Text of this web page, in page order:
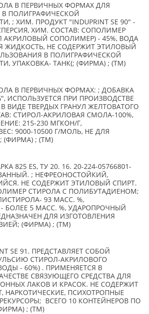
В ПЕРВИЧНЫХ ФОРМАХ ДЛЯ
ПОЛИГРАФИЧЕСКОЙ
; ХИМ. ПРОДУКТ "INDUPRINT SE 90" -
ХИМ. СОСТАВ: СОПОЛИМЕР
АКРИЛОВЫЙ СОПОЛИМЕР) - 45%, ВОДА
ЖИДКОСТЬ, НЕ СОДЕРЖИТ ЭТИЛОВЫЙ
В ПОЛИГРАФИЧЕСКОЙ
УПАКОВКА- ТАНК(; (ФИРМА) ; (TM)
В ПЕРВИЧНЫХ ФОРМАХ: ; ДОБАВКА
ИСПОЛЬЗУЕТСЯ ПРИ ПРОИЗВОДСТВЕ
ВИДЕ ТВЕРДЫХ ГРАНУЛ ЖЕЛТОВАТОГО
СТИРОЛ-АКРИЛОВАЯ СМОЛА-100%,
215-230 МГКОН/Г,
9000-10500 Г/МОЛЬ, НЕ ДЛЯ
; (TM)
825 ES, ТУ 20. 16. 20-224-05766801-
; НЕФРЕОНОСТОЙКИЙ,
НЕ СОДЕРЖИТ ЭТИЛОВЫЙ СПИРТ.
СТИРОЛА С ПОЛИБУТАДИЕНОМ;
93 МАСС. %,
БОЛЕЕ 5 МАСС. %, УДАРОПРОЧНЫЙ
ДЛЯ ИЗГОТОВЛЕНИЯ
(ФИРМА) ; (TM)
SE 91. ПРЕДСТАВЛЯЕТ СОБОЙ
СТИРОЛ-АКРИЛОВОГО
- 60%) . ПРИМЕНЯЕТСЯ В
СВЯЗУЮЩЕГО СРЕДСТВА ДЛЯ
ЛАКОВ И КРАСОК. НЕ СОДЕРЖИТ
НАРКОТИЧЕСКИЕ, ПСИХОТРОПНЫЕ
ВСЕГО 10 КОНТЕЙНЕРОВ ПО
; (TM)